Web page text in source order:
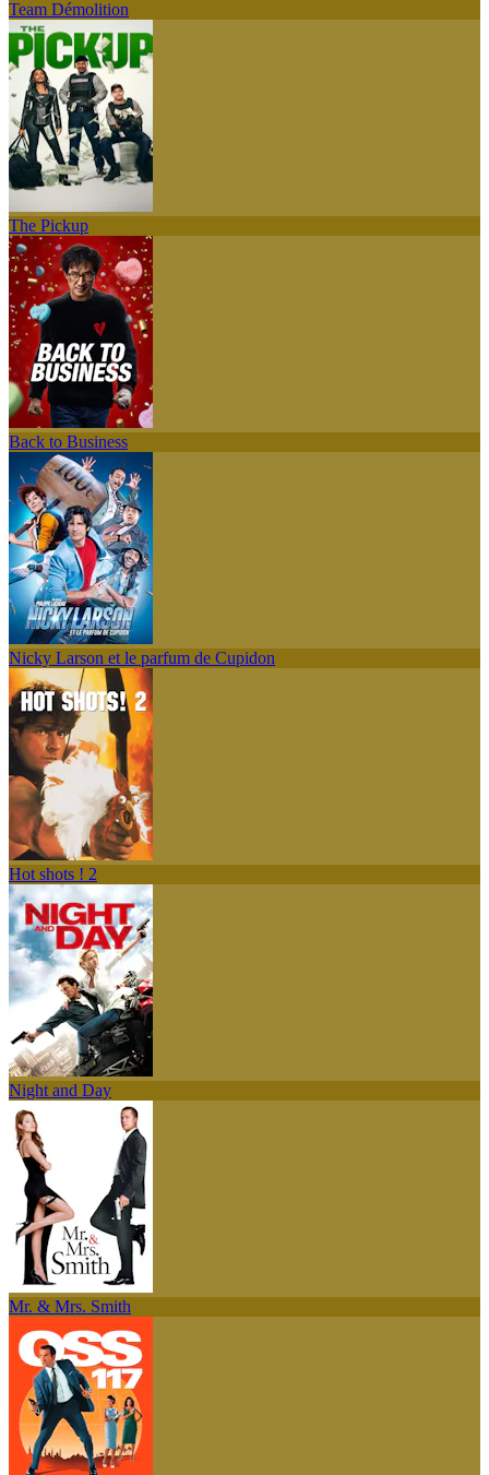
Team Démolition
The Pickup
Back to Business
Nicky Larson et le parfum de Cupidon
Hot shots ! 2
Night and Day
Mr. & Mrs. Smith